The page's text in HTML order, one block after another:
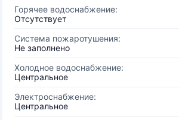
Горячее водоснабжение:
Отсутствует
Система пожаротушения:
Не заполнено
Холодное водоснабжение:
Центральное
Электроснабжение:
Центральное